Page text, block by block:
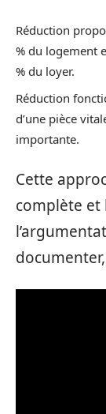
Réduction
% du logement
% du loyer.
Réduction
d’une pièce
importante.
Cette
complète et